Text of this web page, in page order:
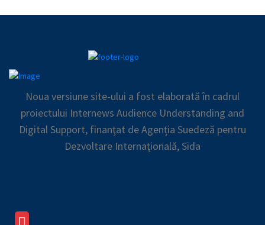
Noua versiune site-ului a fost elaborată în cadrul
proiectului Internews Audience Understanding and
Digital Support, finanţat de Agenția Suedeză pentru
Dezvoltare Internațională, Sida